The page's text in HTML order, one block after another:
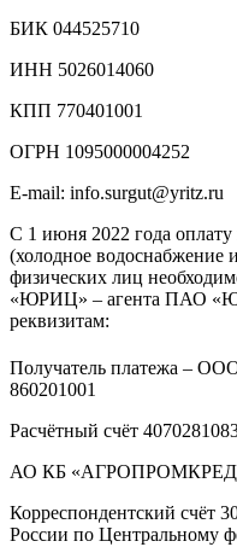
БИК 044525710
ИНН 5026014060
КПП 770401001
ОГРН 1095000004252
E-mail: info.surgut@yritz.ru
С 1 июня 2022 года
(холодное водоснабжение
физических лиц
«ЮРИЦ» – агента ПАО
реквизитам:
Получатель платежа –
860201001
Расчётный счёт
АО КБ
Корреспондентский счёт
России по Центральному